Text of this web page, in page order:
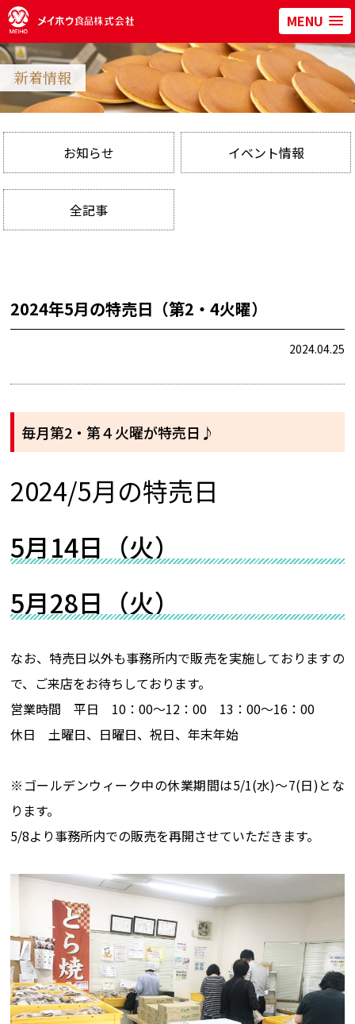
MENU
新着情報
お知らせ イベント情報
全記事
2024年5月の特売日（第2・4火曜）
2024.04.25
毎月第2・第４火曜が特売日♪
2024/5月の特売日
5月14日（火）
5月28日（火）
なお、特売日以外も事務所内で販売を実施しておりますの
で、ご来店をお待ちしております。
営業時間 平日 10：00～12：00 13：00～16：00
休日 土曜日、日曜日、祝日、年末年始
※ゴールデンウィーク中の休業期間は5/1(水)～7(日)とな
ります。
5/8より事務所内での販売を再開させていただきます。